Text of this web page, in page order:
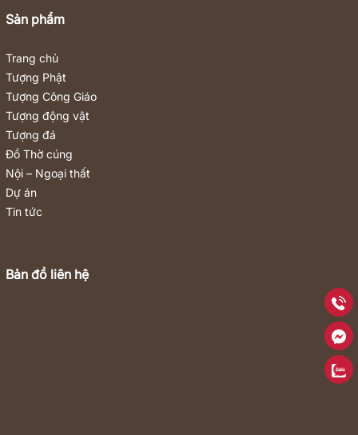
Sản phẩm
Trang chủ
Tượng Phật
Tượng Công Giáo
Tượng động vật
Tượng đá
Đồ Thờ cúng
Nội – Ngoại thất
Dự án
Tin tức
Bản đồ liên hệ